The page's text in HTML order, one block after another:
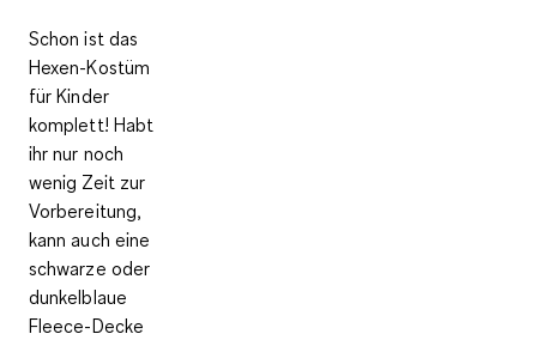
Schon ist das
Hexen-Kostüm
für Kinder
komplett! Habt
ihr nur noch
wenig Zeit zur
Vorbereitung,
kann auch eine
schwarze oder
dunkelblaue
Fleece-Decke